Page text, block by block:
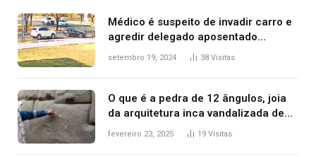
Médico é suspeito de invadir carro e
agredir delegado aposentado
durante confusão no trânsito
setembro 19, 2024 38 Visitas
O que é a pedra de 12 ângulos, joia
da arquitetura inca vandalizada de
forma irrecuperável
fevereiro 23, 2025 19 Visitas